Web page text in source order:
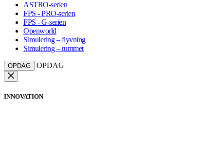
ASTRO-serien
FPS - PRO-serien
FPS - G-serien
Openworld
Simulering – flyvning
Simulering – rummet
OPDAG OPDAG
INNOVATION